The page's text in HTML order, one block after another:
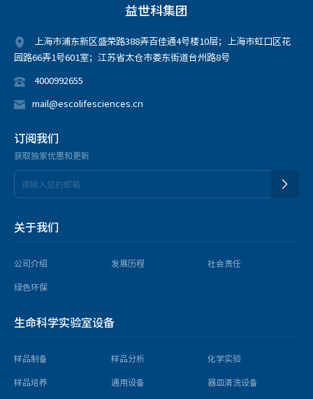
益世科集团
上海市浦东新区盛荣路388弄百佳通4号楼10层；上海市虹口区花
园路66弄1号601室；江苏省太仓市娄东街道台州路8号
4000992655
mail@escolifesciences.cn
订阅我们
获取独家优惠和更新
关于我们
公司介绍 发展历程
社会责任
绿色环保
生命科学实验室设备
样品制备 样品分析
化学实验
样品培养
通用设备
器皿清洗设备